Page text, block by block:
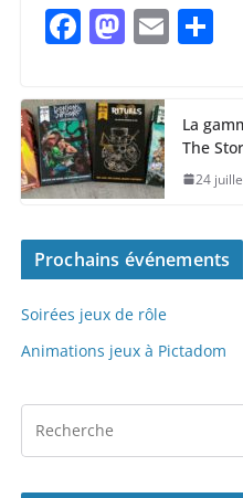
F
a
c
e
b
o
o
k
M
a
st
o
d
o
n
E
m
g
La
The
24
Prochains événements
Soirées jeux de rôle
Animations jeux à Pictadom